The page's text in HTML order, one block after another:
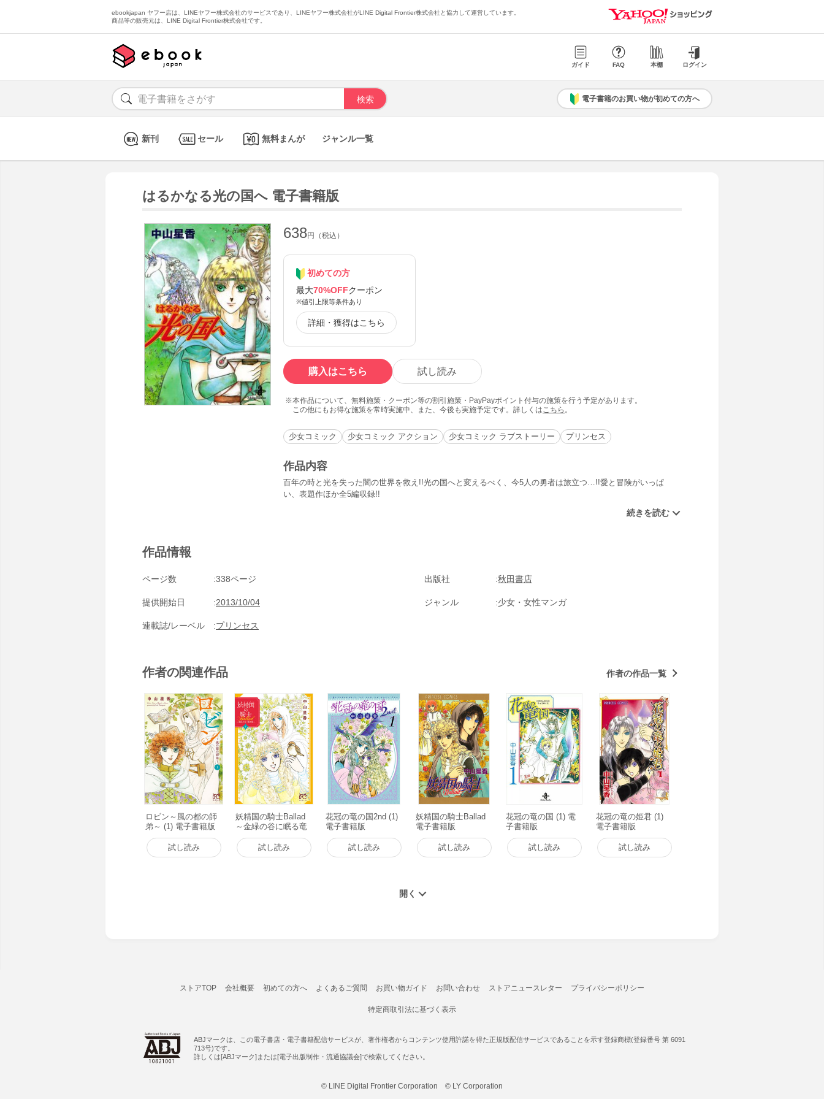
ebookjapan ヤフー店は、LINEヤフー株式会社のサービスであり、LINEヤフー株式会社がLINE Digital Frontier株式会社と協力して運営しています。
商品等の販売元は、LINE Digital Frontier株式会社です。
ガイド FAQ 本棚 ログイン
電子書籍のお買い物が初めての方へ
新刊 セール 無料まんが ジャンル一覧
はるかなる光の国へ 電子書籍版
638円（税込）
初めての方
最大70%OFFクーポン
※値引上限等条件あり
詳細・獲得はこちら
購入はこちら 試し読み
本作品について、無料施策・クーポン等の割引施策・PayPayポイント付与の施策を行う予定があります。
この他にもお得な施策を常時実施中、また、今後も実施予定です。詳しくは こちら 。
少女コミック 少女コミック アクション 少女コミック ラブストーリー プリンセス
作品内容
百年の時と光を失った闇の世界を救え!!光の国へと変えるべく、今5人の勇者は旅立つ…!!愛と冒険がいっぱ
い、表題作ほか全5編収録!!
作品情報
ページ数 338ページ 出版社 秋田書店
提供開始日 2013/10/04 ジャンル 少女・女性マンガ
連載誌/レーベル プリンセス
作者の関連作品 作者の作品一覧
ロビン～風の都の師
弟～ (1) 電子書籍版
試し読み
妖精国の騎士Ballad
～金緑の谷に眠る竜
～ (1) 電子書籍版
試し読み
花冠の竜の国2nd (1)
電子書籍版
試し読み
妖精国の騎士Ballad
電子書籍版
試し読み
花冠の竜の国 (1) 電
子書籍版
試し読み
花冠の竜の姫君 (1)
電子書籍版
試し読み
ストアTOP 会社概要 初めての方へ よくあるご質問 お買い物ガイド お問い合わせ ストアニュースレター プライバシーポリシー
特定商取引法に基づく表示
ABJマークは、この電子書店・電子書籍配信サービスが、著作権者からコンテンツ使用許諾を得た正規版配信サービスであることを示す登録商標(登録番号 第 6091
713号)です。
詳しくは[ABJマーク]または[電子出版制作・流通協議会]で検索してください。
© LINE Digital Frontier Corporation © LY Corporation